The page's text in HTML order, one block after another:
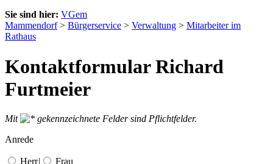
Sie sind hier: VGem
Mammendorf> Bürgerservice > Verwaltung > Mitarbeiter im
Rathaus
Kontaktformular Richard
Furtmeier
Mit
gekennzeichnete Felder sind Pflichtfelder.
Anrede
Herr| Frau